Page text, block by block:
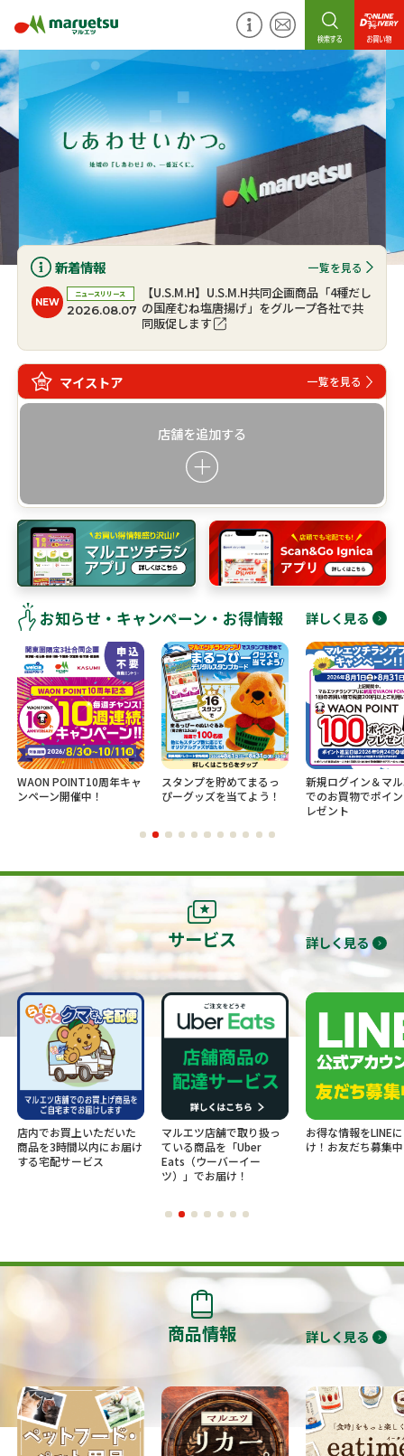
新着情報 一覧を見る
NEW
ニュースリリース
2026.08.07
【U.S.M.H】U.S.M.H共同企画商品「4種だし
の国産むね塩唐揚げ」をグループ各社で共
同販促します
マイストア 一覧を見る
店舗を追加する
お知らせ・キャンペーン・お得情報 詳しく見る
WAON POINT10周年キャ
ンペーン開催中！
スタンプを貯めてまるっ
ぴーグッズを当てよう！
新規ログイン＆マ
でのお買物でポイ
レゼント
サービス 詳しく見る
店内でお買上いただいた
商品を3時間以内にお届け
する宅配サービス
マルエツ店舗で取り扱っ
ている商品を「Uber
Eats（ウーバーイー
ツ）」でお届け！
お得な情報をLINE
け！お友だち募集
商品情報 詳しく見る